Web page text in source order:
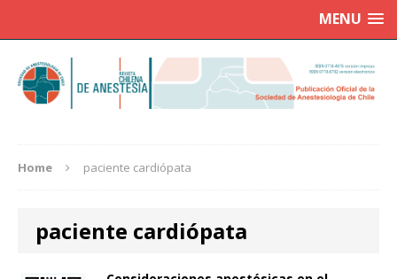
MENU
Home paciente cardiópata
paciente cardiópata